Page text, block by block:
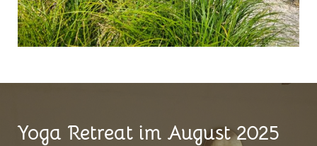
Yoga Retreat im August 2025